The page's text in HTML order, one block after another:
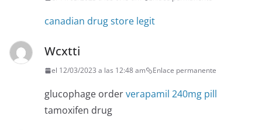
canadian drug store legit
Wcxtti
el 12/03/2023 a las 12:48 am Enlace permanente
glucophage orderverapamil 240mg pill
tamoxifen drug